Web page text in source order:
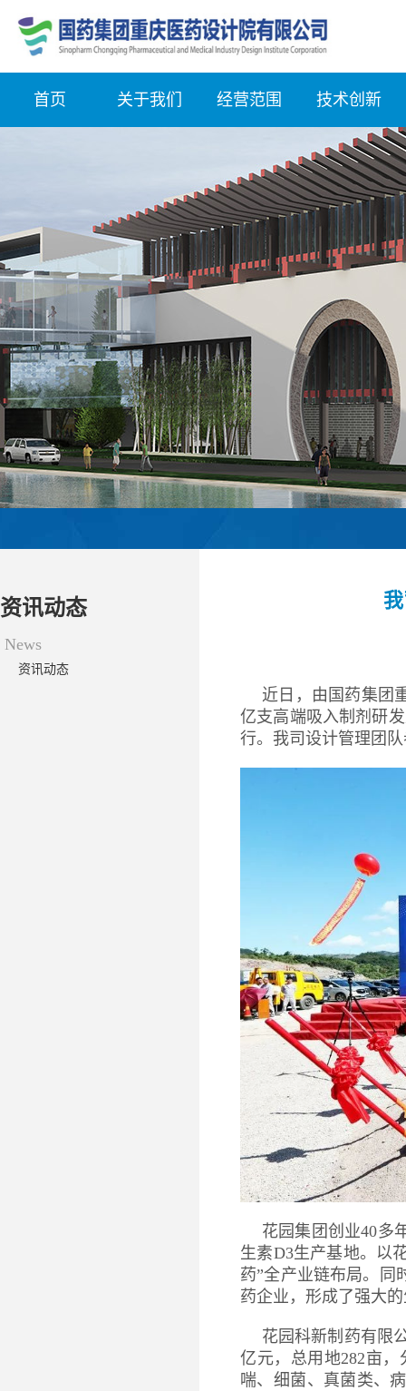
首页 关于我们 经营范围 技术创新
资讯动态
News
资讯动态
近日，由国药集团
亿支高端吸入制剂研
行。我司设计管理团
花园集团创业40多
生素D3生产基地。以
药”全产业链布局。同
药企业，形成了强大
花园科新制药有限
亿元，总用地282亩
喘、细菌、真菌类、